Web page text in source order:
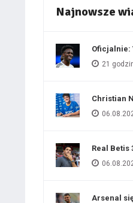
Najnowsze
Oficjalnie:
21
Christian
Real Betis
Arsenal